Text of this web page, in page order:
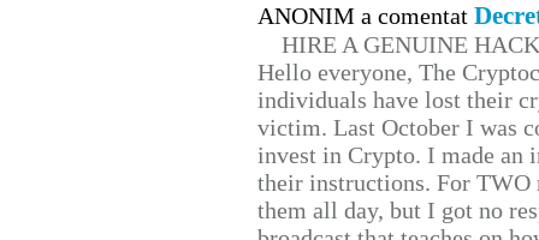
ANONIM a comentat
HIRE A GENUINE
Hello everyone, The
individuals have lost their
victim. Last October I was
invest in Crypto. I made
their instructions. For TWO
them all day, but I got no